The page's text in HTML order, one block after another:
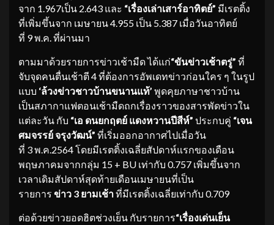
จาก 1.967เป็น 2.643 และ “เรื่องเล่าเสาร์อาทิตย์” มีเรตติ้ง
ที่เพิ่มขึ้นจาก เมษายน 4.955 เป็น 5.387 เมื่อวันอาทิตย์
ที่ 9 พ.ค. ที่ผ่านมา
ตามมาด้วยรายการข่าวเช้ามืด ได้แก่“ขันข่าวเช้าตรู่” ที่
จับจุดคนตื่นเช้าตี 4 ที่ต้องการอัพเดทข่าวก่อนใคร ๆ ในรูป
แบบ ‘ล้วงข่าวชาวบ้านขนานแท้’ พูดคุยภาษาชาวบ้าน
เป็นสภากาแฟตอนเช้ามืดถกเรื่องราวของสารพัดข่าวใน
แต่ละวัน กับ “เอ ดนยกฤตย์ แดงหวานปีสีห์” ประกบคู่ “เจน
ศมจรรย์ จรุงวัฒน์” ที่เริ่มออกอากาศไปเมื่อวัน
ที่ 3 พ.ค.2564 โดยมีเรตติ้งเฉลี่ยสัปดาห์แรกของเดือน
พฤษภาคมจากกลุ่ม 15 + BU เท่ากับ 0.757 เพิ่มขึ้นจาก
เวลาเดิมสัปดาห์สุดท้ายเดือนเมษายนที่เป็น
รายการ ข่าว 3 ยามเช้าที่มีเรตติ้งเฉลี่ยเท่ากับ 0.709
ต่อด้วยข่าวยอดฮิตช่วงเย็น กับรายการ“เรื่องเด่นเย็น